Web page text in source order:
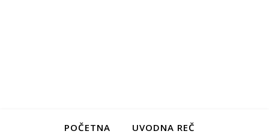
POČETNA UVODNA REČ